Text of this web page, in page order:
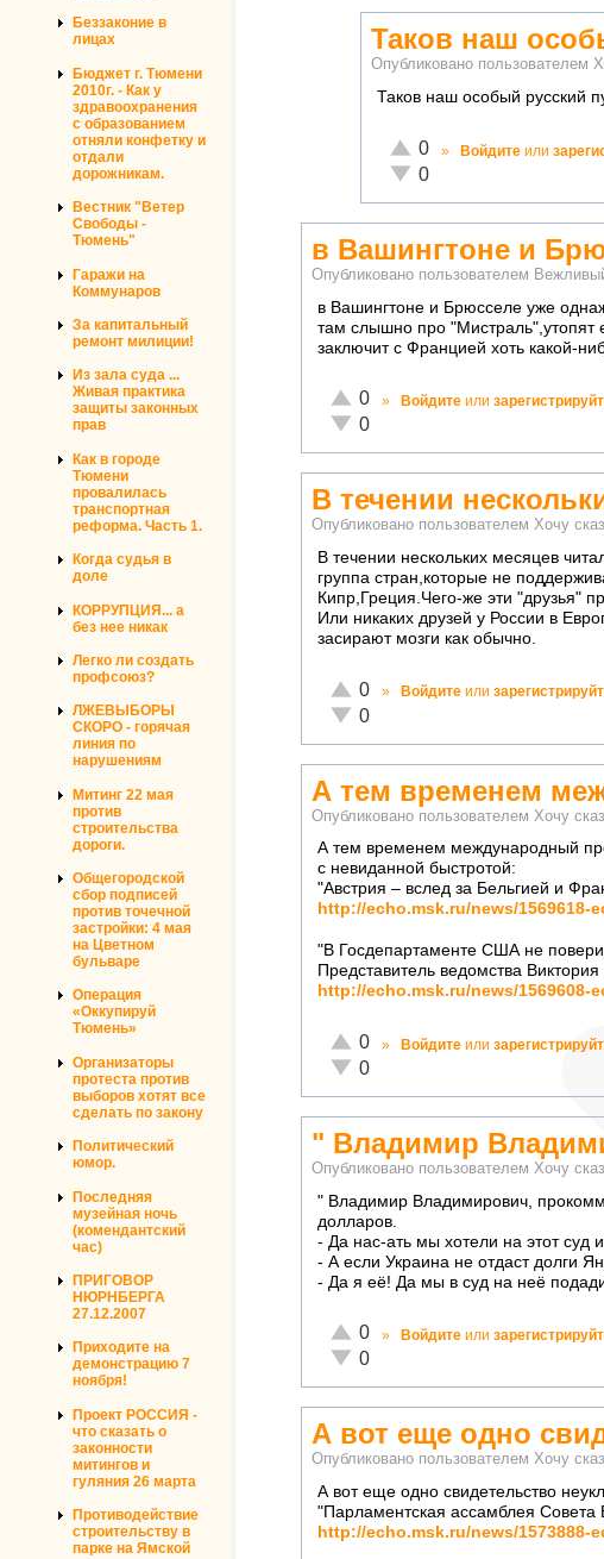
Беззаконие в
лицах
Бюджет г. Тюмени
2010г. - Как у
здравоохранения
с образованием
отняли конфетку и
отдали
дорожникам.
Вестник "Ветер
Свободы -
Тюмень"
Гаражи на
Коммунаров
За капитальный
ремонт милиции!
Из зала суда ...
Живая практика
защиты законных
прав
Как в городе
Тюмени
провалилась
транспортная
реформа. Часть 1.
Когда судья в
доле
КОРРУПЦИЯ... а
без нее никак
Легко ли создать
профсоюз?
ЛЖЕВЫБОРЫ
СКОРО - горячая
линия по
нарушениям
Митинг 22 мая
против
строительства
дороги.
Общегородской
сбор подписей
против точечной
застройки: 4 мая
на Цветном
бульваре
Операция
«Оккупируй
Тюмень»
Организаторы
протеста против
выборов хотят все
сделать по закону
Политический
юмор.
Последняя
музейная ночь
(комендантский
час)
ПРИГОВОР
НЮРНБЕРГА
27.12.2007
Приходите на
демонстрацию 7
ноября!
Проект РОССИЯ -
что сказать о
законности
митингов и
гуляния 26 марта
Противодействие
строительству в
парке на Ямской
Таков наш
Опубликовано пользователем
Таков наш особый русский
Отлично!
0
Неадекватно!
0
» Войдите или
в Вашингтоне и
Опубликовано пользователем
в Вашингтоне и Брюсселе уже
там слышно про "Мистраль",утопят
заключит с Францией хоть какой-
Отлично!
0
Неадекватно!
0
» Войдите или
В течении
Опубликовано пользователем Хочу
В течении нескольких месяцев
группа стран,которые не
Кипр,Греция.Чего-же эти "друзья"
Или никаких друзей у России в
засирают мозги как обычно.
Отлично!
0
Неадекватно!
0
» Войдите или
А тем временем
Опубликовано пользователем Хочу
А тем временем международный
с невиданной быстротой:
"Австрия – вслед за Бельгией и
http://echo.msk.ru/news/1569618-
"В Госдепартаменте США не
Представитель ведомства
http://echo.msk.ru/news/1569608-
Отлично!
0
Неадекватно!
0
» Войдите или
" Владимир
Опубликовано пользователем Хочу
" Владимир Владимирович,
долларов.
- Да нас-ать мы хотели на этот суд
- А если Украина не отдаст долги
- Да я её! Да мы в суд на неё
Отлично!
0
Неадекватно!
0
» Войдите или
А вот еще одно
Опубликовано пользователем Хочу
А вот еще одно свидетельство
"Парламентская ассамблея
http://echo.msk.ru/news/1573888-